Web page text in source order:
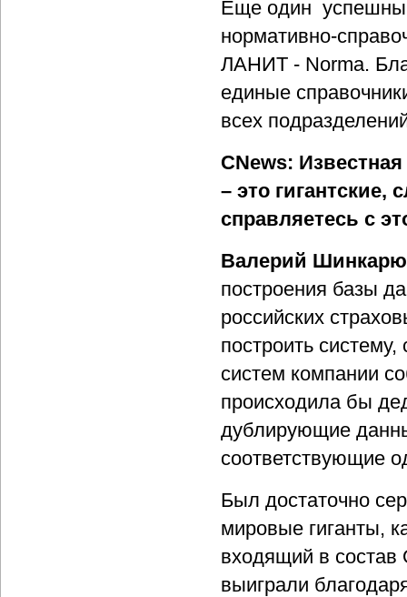
Еще один
нормативно-
ЛАНИТ - Norma.
единые
всех
CNews:
– это
справляетесь с
Валерий
построения базы
российских
построить
систем компании
происходила бы
дублирующие
соответствующие
Был достаточно
мировые гиганты,
входящий в
выиграли